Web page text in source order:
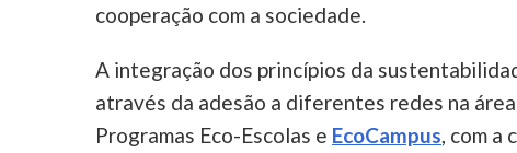
cooperação com a sociedade.
A integração dos princípios da
através da adesão a diferentes redes na
Programas Eco-Escolas e EcoCampus, com a